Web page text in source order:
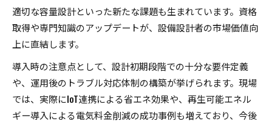
適切な容量設計といった新たな課題も生まれています。資格
取得や専門知識のアップデートが、設備設計者の市場価値向
上に直結します。
導入時の注意点として、設計初期段階での十分な要件定義
や、運用後のトラブル対応体制の構築が挙げられます。現場
では、実際にIoT連携による省エネ効果や、再生可能エネル
ギー導入による電気料金削減の成功事例も増えており、今後